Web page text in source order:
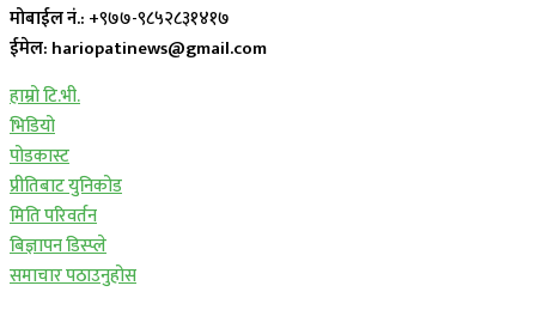
मोबाईल नं.: +९७७-९८५२८३१४१७
ईमेल: hariopatinews@gmail.com
हाम्रो टि.भी.
भिडियो
पोडकास्ट
प्रीतिबाट युनिकोड
मिति परिवर्तन
बिज्ञापन डिस्प्ले
समाचार पठाउनुहोस